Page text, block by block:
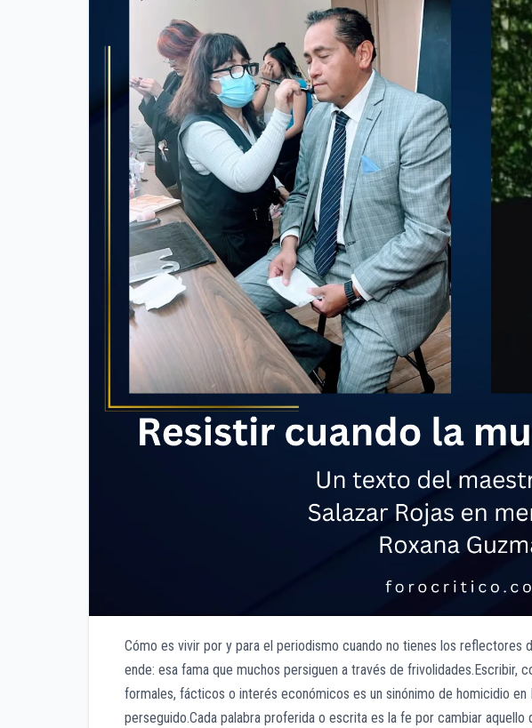
Cómo es vivir por y para el periodismo cuando no tienes los reflectores
ende: esa fama que muchos persiguen a través de frivolidades.Escribir,
formales, fácticos o interés económicos es un sinónimo de homicidio
perseguido.Cada palabra proferida o escrita es la fe por cambiar